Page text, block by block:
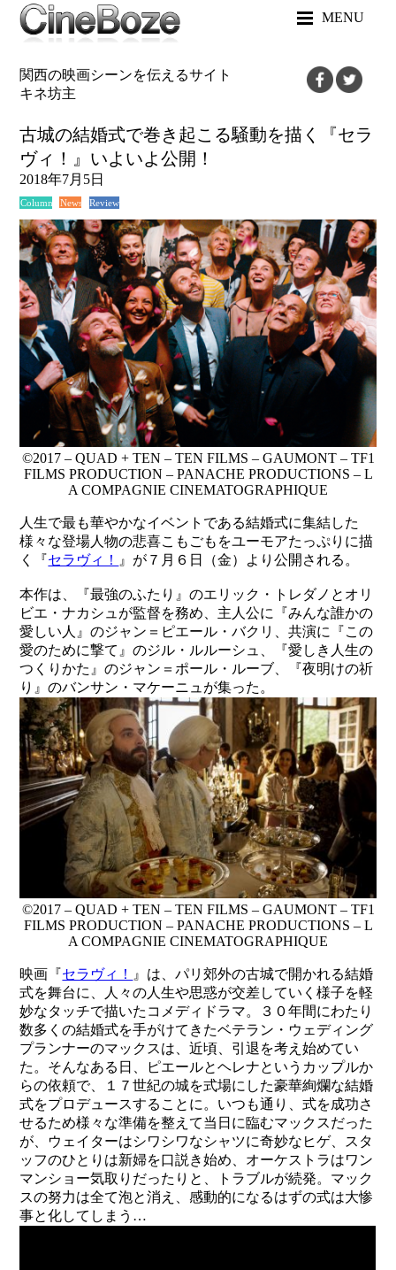
MENU
関西の映画シーンを伝えるサイト
キネ坊主
古城の結婚式で巻き起こる騒動を描く『セラ
ヴィ！』いよいよ公開！
2018年7月5日
Column News Review
©2017 – QUAD + TEN – TEN FILMS – GAUMONT – TF1
FILMS PRODUCTION – PANACHE PRODUCTIONS – L
A COMPAGNIE CINEMATOGRAPHIQUE
人生で最も華やかなイベントである結婚式に集結した
様々な登場人物の悲喜こもごもをユーモアたっぷりに描
く『セラヴィ！ 』が７月６日（金）より公開される。
本作は、『最強のふたり』のエリック・トレダノとオリ
ビエ・ナカシュが監督を務め、主人公に『みんな誰かの
愛しい人』のジャン＝ピエール・バクリ、共演に『この
愛のために撃て』のジル・ルルーシュ、『愛しき人生の
つくりかた』のジャン＝ポール・ルーブ、『夜明けの祈
り』のバンサン・マケーニュが集った。
©2017 – QUAD + TEN – TEN FILMS – GAUMONT – TF1
FILMS PRODUCTION – PANACHE PRODUCTIONS – L
A COMPAGNIE CINEMATOGRAPHIQUE
映画『セラヴィ！
』は、パリ郊外の古城で開かれる結婚
式を舞台に、人々の人生や思惑が交差していく様子を軽
妙なタッチで描いたコメディドラマ。３０年間にわたり
数多くの結婚式を手がけてきたベテラン・ウェディング
プランナーのマックスは、近頃、引退を考え始めてい
た。そんなある日、ピエールとヘレナというカップルか
らの依頼で、１７世紀の城を式場にした豪華絢爛な結婚
式をプロデュースすることに。いつも通り、式を成功さ
せるため様々な準備を整えて当日に臨むマックスだった
が、ウェイターはシワシワなシャツに奇妙なヒゲ、スタ
ッフのひとりは新婦を口説き始め、オーケストラはワン
マンショー気取りだったりと、トラブルが続発。マック
スの努力は全て泡と消え、感動的になるはずの式は大惨
事と化してしまう…